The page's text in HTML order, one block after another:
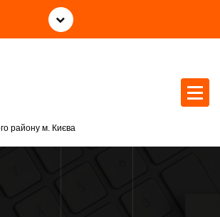
району м. Києва